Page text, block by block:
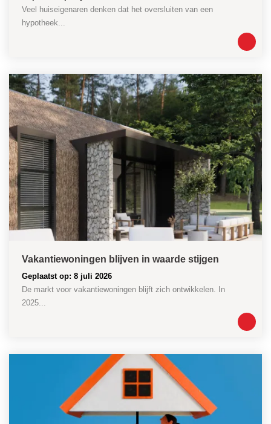
Veel huiseigenaren denken dat het oversluiten van een
hypotheek...
Vakantiewoningen blijven in waarde stijgen
Geplaatst op: 8 juli 2026
De markt voor vakantiewoningen blijft zich ontwikkelen. In
2025...